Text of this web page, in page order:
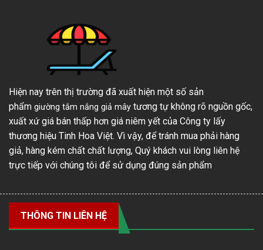
Hiện nay trên thị trường đã xuất hiện một số sản
phẩm giường tắm nắng giả mây tương tự không rõ nguồn gốc,
xuất xứ giá bán thấp hơn giá niêm yết của Công ty lấy
thương hiệu Tinh Hoa Việt. Vì vậy, để tránh mua phải hàng
giả, hàng kém chất chất lượng, Quý khách vui lòng liên hệ
trực tiếp với chúng tôi để sử dụng đúng sản phẩm
THÔNG TIN LIÊN HỆ